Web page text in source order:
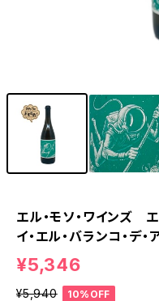
エル・モソ・ワインズ
イ・エル・バランコ・
¥5,346
¥5,940 10%OFF